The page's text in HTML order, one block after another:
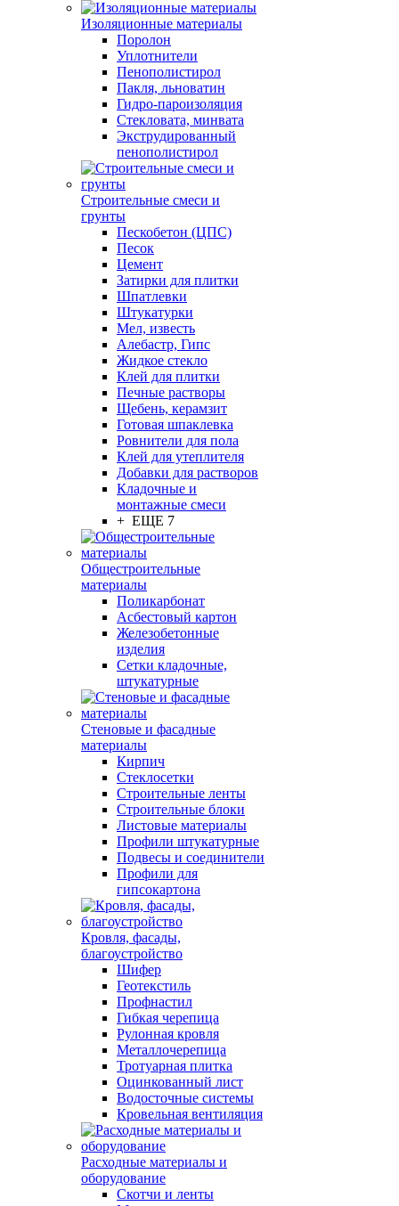
Изоляционные материалы
Поролон
Уплотнители
Пенополистирол
Пакля, льноватин
Гидро-пароизоляция
Стекловата, минвата
Экструдированный
пенополистирол
Строительные смеси и
грунты
Пескобетон (ЦПС)
Песок
Цемент
Затирки для плитки
Шпатлевки
Штукатурки
Мел, известь
Алебастр, Гипс
Жидкое стекло
Клей для плитки
Печные растворы
Щебень, керамзит
Готовая шпаклевка
Ровнители для пола
Клей для утеплителя
Добавки для растворов
Кладочные и
монтажные смеси
+ ЕЩЕ 7
Общестроительные
материалы
Поликарбонат
Асбестовый картон
Железобетонные
изделия
Сетки кладочные,
штукатурные
Стеновые и фасадные
материалы
Кирпич
Стеклосетки
Строительные ленты
Строительные блоки
Листовые материалы
Профили штукатурные
Подвесы и соединители
Профили для
гипсокартона
Кровля, фасады,
благоустройство
Шифер
Геотекстиль
Профнастил
Гибкая черепица
Рулонная кровля
Металлочерепица
Тротуарная плитка
Оцинкованный лист
Водосточные системы
Кровельная вентиляция
Расходные материалы и
оборудование
Скотчи и ленты